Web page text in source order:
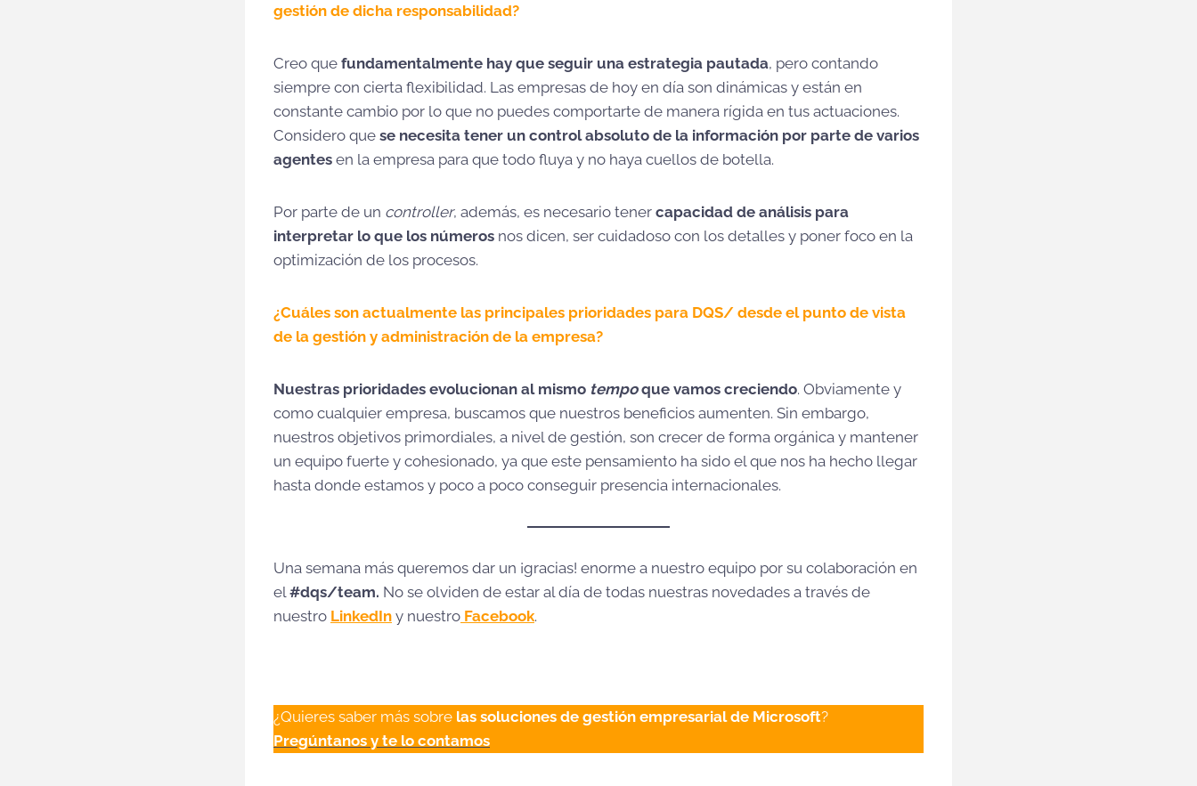
gestión de dicha responsabilidad?
Creo que fundamentalmente hay que seguir una estrategia pautada, pero contando
siempre con cierta flexibilidad. Las empresas de hoy en día son dinámicas y están en
constante cambio por lo que no puedes comportarte de manera rígida en tus actuaciones.
Considero que se necesita tener un control absoluto de la información por parte de varios
agentes en la empresa para que todo fluya y no haya cuellos de botella.
Por parte de un controller, además, es necesario tener capacidad de análisis para
interpretar lo que los números nos dicen, ser cuidadoso con los detalles y poner foco en la
optimización de los procesos.
¿Cuáles son actualmente las principales prioridades para DQS/ desde el punto de vista
de la gestión y administración de la empresa?
Nuestras prioridades evolucionan al mismo tempoque vamos creciendo. Obviamente y
como cualquier empresa, buscamos que nuestros beneficios aumenten. Sin embargo,
nuestros objetivos primordiales, a nivel de gestión, son crecer de forma orgánica y mantener
un equipo fuerte y cohesionado, ya que este pensamiento ha sido el que nos ha hecho llegar
hasta donde estamos y poco a poco conseguir presencia internacionales.
Una semana más queremos dar un ¡gracias! enorme a nuestro equipo por su colaboración en
el #dqs/team. No se olviden de estar al día de todas nuestras novedades a través de
nuestro LinkedIn y nuestro Facebook.
¿Quieres saber más sobre las soluciones de gestión empresarial de Microsoft?
Pregúntanos y te lo contamos